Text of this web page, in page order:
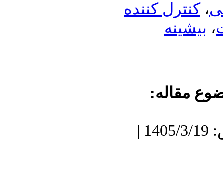
،کنترل کننده
، بیشینه
مقاله:
دریافت: 1404/11/7 | پذیرش: 1405/3/19 |